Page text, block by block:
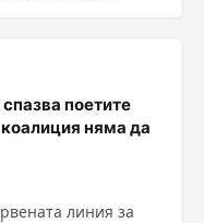
поетите
няма да
линия за